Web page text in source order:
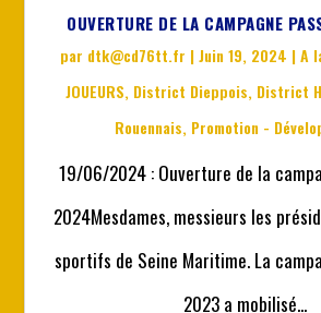
OUVERTURE DE LA CAMPAGNE
par dtk@cd76tt.fr |Juin 19, 2024 |A
JOUEURS, District Dieppois, District
Rouennais, Promotion -
19/06/2024 : Ouverture de la
2024Mesdames, messieurs les
sportifs de Seine Maritime. La
2023 a mobilisé...